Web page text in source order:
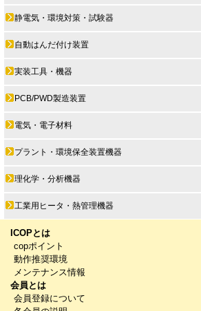
静電気・環境対策・試験器
自動はんだ付け装置
実装工具・機器
PCB/PWD製造装置
電気・電子材料
プラント・環境保全装置機器
理化学・分析機器
工業用ヒータ・熱管理機器
ICOPとは
copポイント
動作推奨環境
メンテナンス情報
会員とは
会員登録について